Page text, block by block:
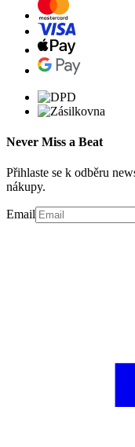
Never Miss a Beat
Přihlaste se k odběru
nákupy.
Email